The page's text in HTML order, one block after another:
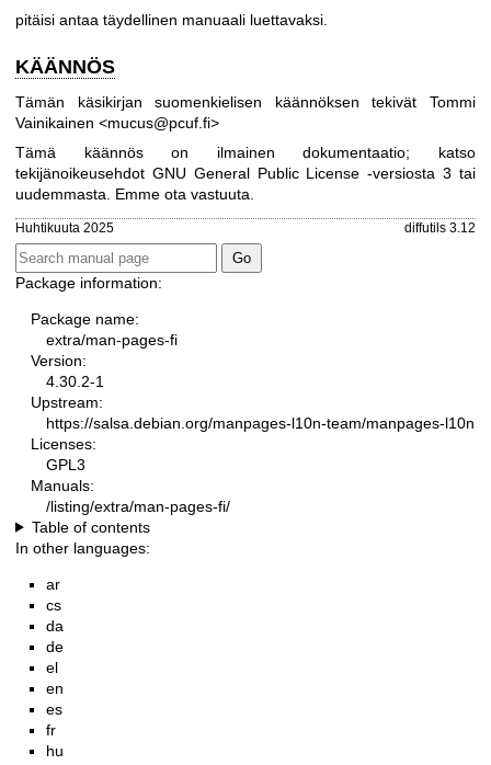
pitäisi antaa täydellinen manuaali luettavaksi.
KÄÄNNÖS
Tämän käsikirjan suomenkielisen käännöksen tekivät Tommi
Vainikainen <mucus@pcuf.fi>
Tämä käännös on ilmainen dokumentaatio; katso
tekijänoikeusehdot GNU General Public License -versiosta 3 tai
uudemmasta. Emme ota vastuuta.
Huhtikuuta 2025 diffutils 3.12
Package information:
Package name:
extra/man-pages-fi
Version:
4.30.2-1
Upstream:
https://salsa.debian.org/manpages-l10n-team/manpages-l10n
Licenses:
GPL3
Manuals:
/listing/extra/man-pages-fi/
Table of contents
In other languages:
ar
cs
da
de
el
en
es
fr
hu